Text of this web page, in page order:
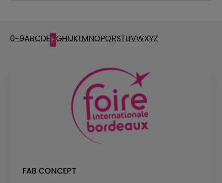
0-9ABCDEFGHIJKLMNOPQRSTUVWXYZ
FAB CONCEPT